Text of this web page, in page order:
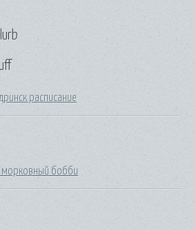
расписание
морковный бобби